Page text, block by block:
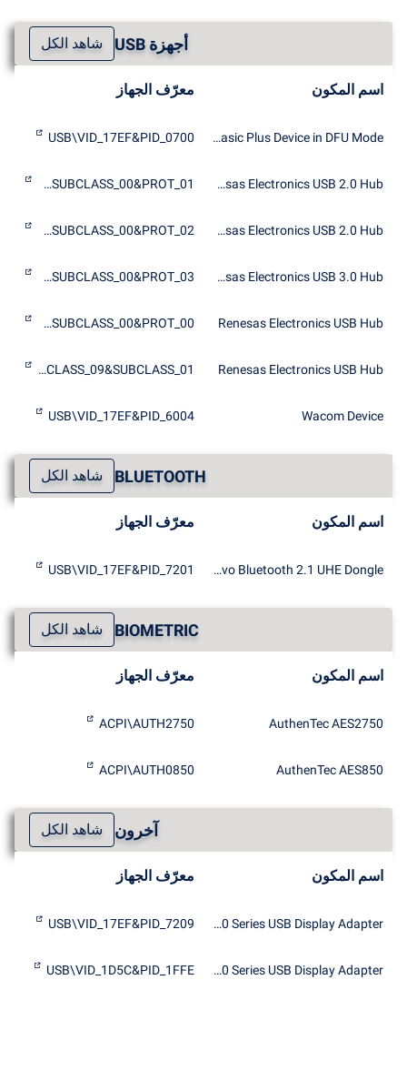
أجهزة USB شاهد الكل
اسم المكون معرّف الجهاز
Lenovo Basic Plus Device in DFU Mode
USB\VID_17EF&PID_0700
Renesas Electronics USB 2.0 Hub
NUSB3\CLASS_09&SUBCLASS_00&PROT_01
Renesas Electronics USB 2.0 Hub
NUSB3\CLASS_09&SUBCLASS_00&PROT_02
Renesas Electronics USB 3.0 Hub
NUSB3\CLASS_09&SUBCLASS_00&PROT_03
Renesas Electronics USB Hub
NUSB3\CLASS_09&SUBCLASS_00&PROT_00
Renesas Electronics USB Hub
NUSB3\CLASS_09&SUBCLASS_01
Wacom Device
USB\VID_17EF&PID_6004
BLUETOOTH شاهد الكل
اسم المكون معرّف الجهاز
Lenovo Bluetooth 2.1 UHE Dongle
USB\VID_17EF&PID_7201
BIOMETRIC شاهد الكل
اسم المكون معرّف الجهاز
AuthenTec AES2750
ACPI\AUTH2750
AuthenTec AES850
ACPI\AUTH0850
آخرون شاهد الكل
اسم المكون معرّف الجهاز
Lenovo 2000 Series USB Display Adapter
USB\VID_17EF&PID_7209
Lenovo 2000 Series USB Display Adapter
USB\VID_1D5C&PID_1FFE